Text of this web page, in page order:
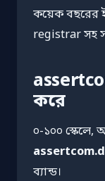
কয়েক বছরের
registrar সহ
করে
০-১০০ স্কেলে,
ব্যান্ড।